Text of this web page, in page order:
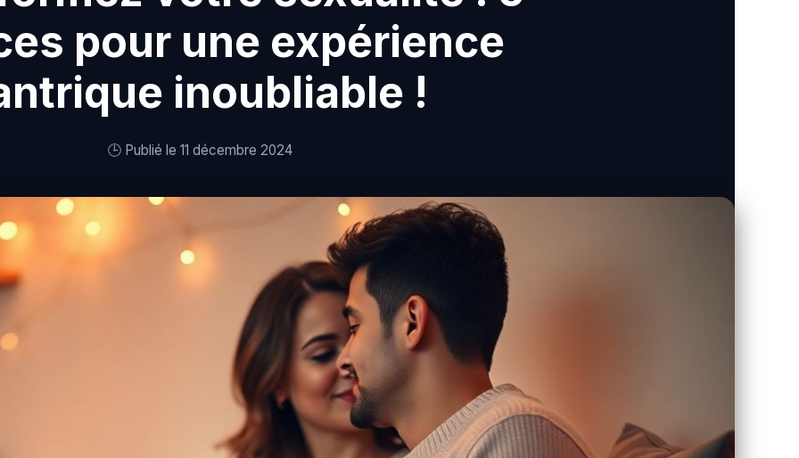
& LibertinageEscapade Coquine
pour une expérience
inoubliable !
🕒 Publié le 11 décembre 2024